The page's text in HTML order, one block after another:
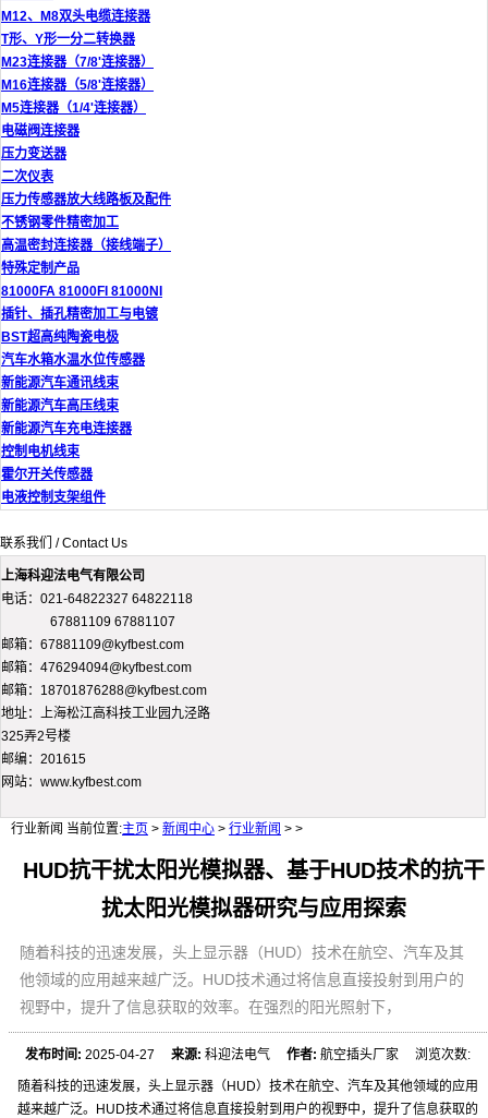
M12、M8双头电缆连接器
T形、Y形一分二转换器
M23连接器（7/8'连接器）
M16连接器（5/8'连接器）
M5连接器（1/4'连接器）
电磁阀连接器
压力变送器
二次仪表
压力传感器放大线路板及配件
不锈钢零件精密加工
高温密封连接器（接线端子）
特殊定制产品
81000FA 81000FI 81000NI
插针、插孔精密加工与电镀
BST超高纯陶瓷电极
汽车水箱水温水位传感器
新能源汽车通讯线束
新能源汽车高压线束
新能源汽车充电连接器
控制电机线束
霍尔开关传感器
电液控制支架组件
联系我们 / Contact Us
上海科迎法电气有限公司
电话：021-64822327 64822118
67881109 67881107
邮箱：67881109@kyfbest.com
邮箱：476294094@kyfbest.com
邮箱：18701876288@kyfbest.com
地址：上海松江高科技工业园九泾路
325弄2号楼
邮编：201615
网站：www.kyfbest.com
行业新闻 当前位置:主页 > 新闻中心 > 行业新闻 > >
HUD抗干扰太阳光模拟器、基于HUD技术的抗干
扰太阳光模拟器研究与应用探索
随着科技的迅速发展，头上显示器（HUD）技术在航空、汽车及其
他领域的应用越来越广泛。HUD技术通过将信息直接投射到用户的
视野中，提升了信息获取的效率。在强烈的阳光照射下，
发布时间: 2025-04-27来源: 科迎法电气作者: 航空插头厂家 浏览次数:
随着科技的迅速发展，头上显示器（HUD）技术在航空、汽车及其他领域的应用
越来越广泛。HUD技术通过将信息直接投射到用户的视野中，提升了信息获取的